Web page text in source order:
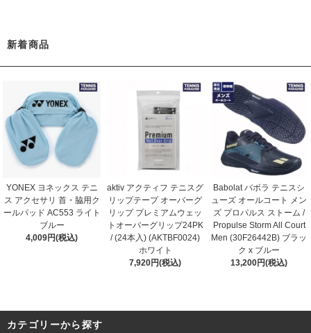
新着商品
YONEX ヨネックス テニ
ス アクセサリ 首・脇用ク
ールパッド AC553 ライト
ブルー
4,009円(税込)
aktiv アクティフ テニスグ
リップテープ オーバーグ
リップ プレミアムウェッ
トオーバーグリップ24PK
/ (24本入) (AKTBF0024)
ホワイト
7,920円(税込)
Babolat バボラ テニスシ
ューズ オールコート メン
ズ プロパルス ストーム /
Propulse Storm All Court
Men (30F26442B) ブラッ
ク x ブルー
13,200円(税込)
カテゴリーから探す